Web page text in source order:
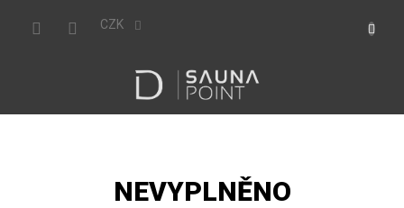
CZK
NEVYPLNĚNO